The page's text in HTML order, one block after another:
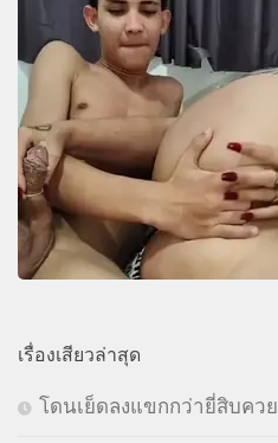
เรื่องเสียวล่าสุด
โดนเย็ดลงแขกกว่ายี่สิบควย